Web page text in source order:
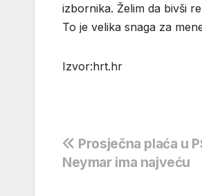
izbornika. Želim da bivši
To je velika snaga za
Izvor:hrt.hr
Navigacija
objava
Prosječna plaća u
Neymar ima najveću